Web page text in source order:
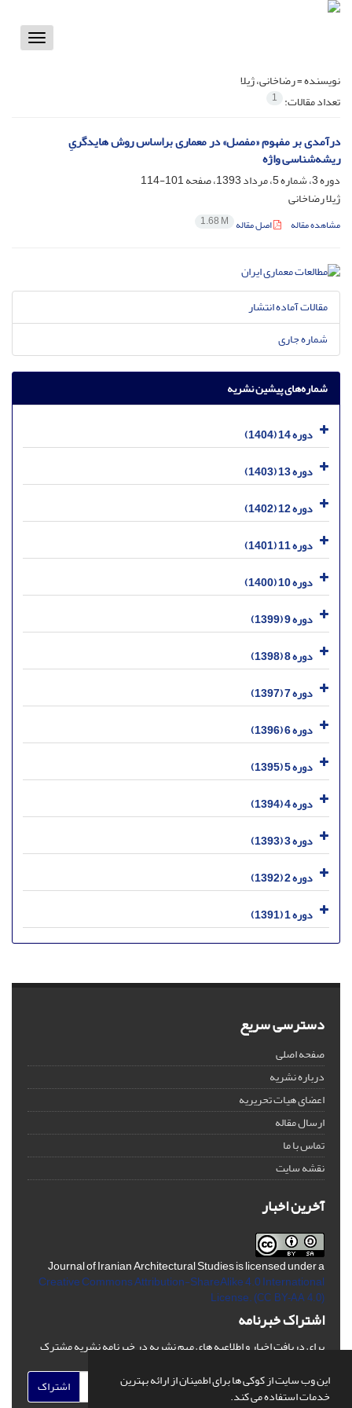
این وب سایت از کوکی ها برای اطمینان از ارائه بهترین
خدمات استفاده می کند.
Toggle
نویسنده =رضاخانی، ژیلا
تعداد مقالات: 1
درآمدی بر مفهوم «مفصل» در معماری براساس روش هایدگریِ
ریشه‌شناسی واژه
دوره 3، شماره 5، مرداد 1393، صفحه
101-114
ژیلا رضاخانی
مشاهده مقاله اصل مقاله 1.68 M
مقالات آماده انتشار
شماره جاری
شماره‌های پیشین نشریه
دوره 14 (1404)
دوره 13 (1403)
دوره 12 (1402)
دوره 11 (1401)
دوره 10 (1400)
دوره 9 (1399)
دوره 8 (1398)
دوره 7 (1397)
دوره 6 (1396)
دوره 5 (1395)
دوره 4 (1394)
دوره 3 (1393)
دوره 2 (1392)
دوره 1 (1391)
دسترسی سریع
صفحه اصلی
درباره نشریه
اعضای هیات تحریریه
ارسال مقاله
تماس با ما
نقشه سایت
آخرین اخبار
Journal of Iranian Architectural Studies is licensed under a
Creative Commons Attribution-ShareAlike 4.0 International
License. (CC BY-AA 4.0)
اشتراک خبرنامه
برای دریافت اخبار و اطلاعیه های مهم نشریه در خبرنامه نشریه مشترک
اشتراک